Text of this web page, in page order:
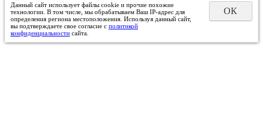
Данный сайт использует файлы cookie и прочие похожие
технологии. В том числе, мы обрабатываем Ваш IP-адрес для
определения региона местоположения. Используя данный сайт,
вы подтверждаете свое согласие с политикой
конфиденциальности сайта.
ОК